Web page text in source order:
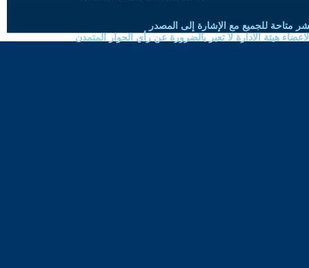
متاحة للجميع مع الإشارة إلى المصدر
هيئة الادارة لا تعبر بالضرورة عن رأي الحوار المتمدن